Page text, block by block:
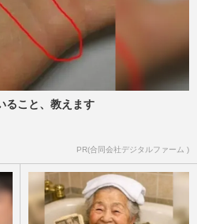
つ子のナチュラル美肌の極
製コスメ”ゆず化粧水・蜜蝋クリ
ラソン”、“たっ…
1月9日号
ズ事務所から独立発表した生田
界交友録で「フ…
2023/11/9
ること、教えます
PR(合同会社デジタルファーム )